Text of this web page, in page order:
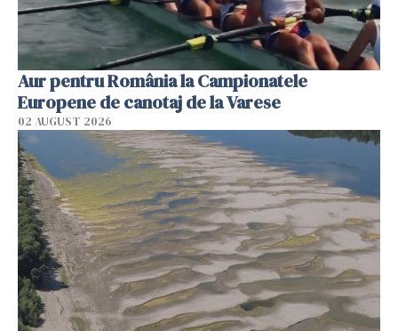
Aur pentru România la Campionatele
Europene de canotaj de la Varese
02 AUGUST 2026